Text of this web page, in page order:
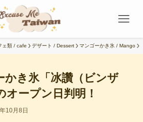
ェ類 / cafe デザート / Dessert マンゴーかき氷 / Mango
かき氷「冰讚（ビンザ
オープン日判明！
10月8日